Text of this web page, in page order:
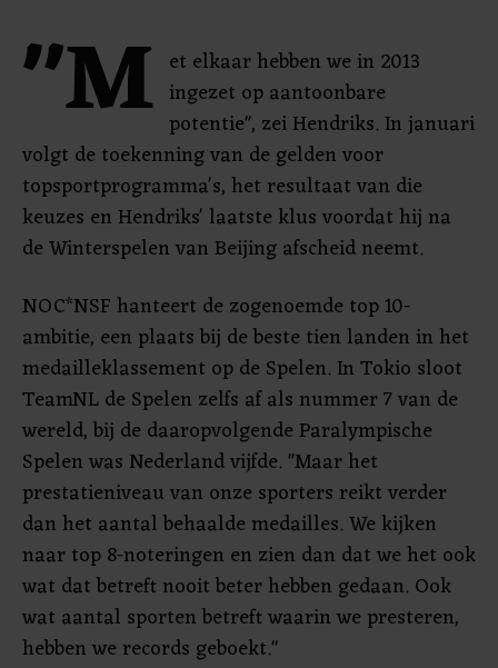
"M et elkaar hebben we in 2013
ingezet op aantoonbare
potentie", zei Hendriks. In januari
volgt de toekenning van de gelden voor
topsportprogramma's, het resultaat van die
keuzes en Hendriks' laatste klus voordat hij na
de Winterspelen van Beijing afscheid neemt.
NOC*NSF hanteert de zogenoemde top 10-
ambitie, een plaats bij de beste tien landen in het
medailleklassement op de Spelen. In Tokio sloot
TeamNL de Spelen zelfs af als nummer 7 van de
wereld, bij de daaropvolgende Paralympische
Spelen was Nederland vijfde. "Maar het
prestatieniveau van onze sporters reikt verder
dan het aantal behaalde medailles. We kijken
naar top 8-noteringen en zien dan dat we het ook
wat dat betreft nooit beter hebben gedaan. Ook
wat aantal sporten betreft waarin we presteren,
hebben we records geboekt."